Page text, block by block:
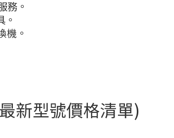
務。
機。
新型號價格清單)